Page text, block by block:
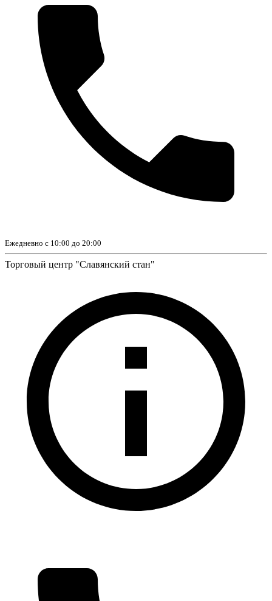
Ежедневно с 10:00 до 20:00
Торговый центр "Славянский стан"